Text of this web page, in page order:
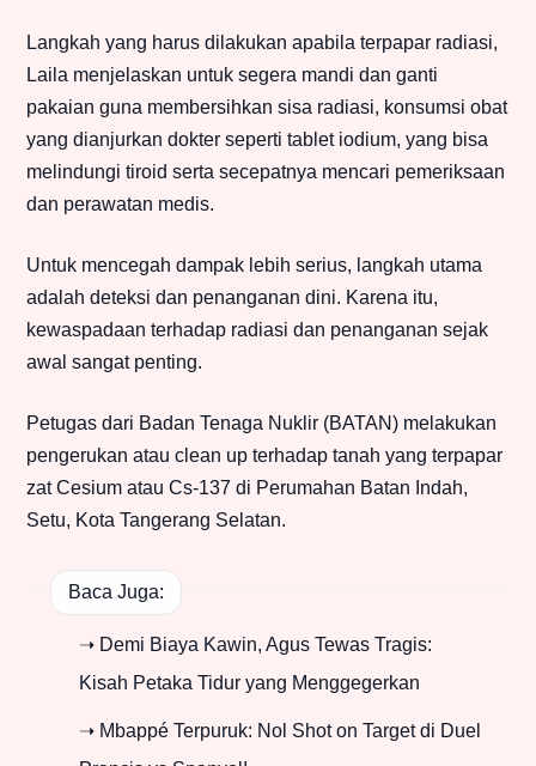
Langkah yang harus dilakukan apabila terpapar radiasi,
Laila menjelaskan untuk segera mandi dan ganti
pakaian guna membersihkan sisa radiasi, konsumsi obat
yang dianjurkan dokter seperti tablet iodium, yang bisa
melindungi tiroid serta secepatnya mencari pemeriksaan
dan perawatan medis.
Untuk mencegah dampak lebih serius, langkah utama
adalah deteksi dan penanganan dini. Karena itu,
kewaspadaan terhadap radiasi dan penanganan sejak
awal sangat penting.
Petugas dari Badan Tenaga Nuklir (BATAN) melakukan
pengerukan atau clean up terhadap tanah yang terpapar
zat Cesium atau Cs-137 di Perumahan Batan Indah,
Setu, Kota Tangerang Selatan.
Baca Juga:
➝ Demi Biaya Kawin, Agus Tewas Tragis:
Kisah Petaka Tidur yang Menggegerkan
➝ Mbappé Terpuruk: Nol Shot on Target di Duel